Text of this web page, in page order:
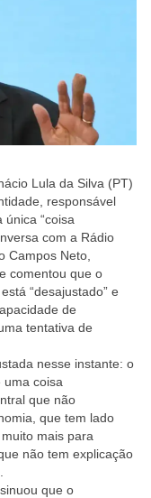
Lula da Silva (PT)
responsável
“coisa
com a Rádio
Campos Neto,
comentou que o
“desajustado” e
de
tentativa de
nesse instante: o
uma coisa
que não
que tem lado
mais para
não tem explicação
que o